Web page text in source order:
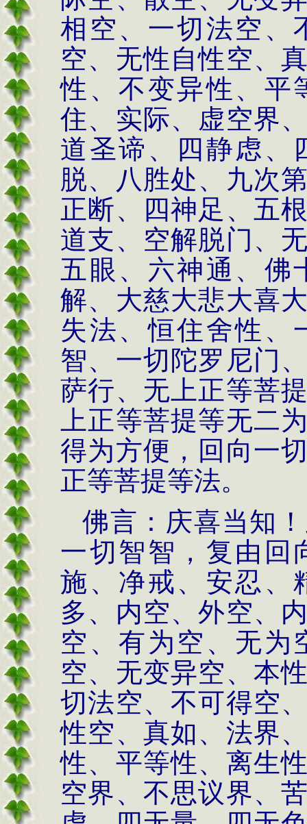
相空、一切法空、
空、无性自性空、
性、不变异性、平
住、实际、虚空界
道圣谛、四静虑、
脱、八胜处、九次
正断、四神足、五
道支、空解脱门、
五眼、六神通、佛
解、大慈大悲大喜
失法、恒住舍性、
智、一切陀罗尼门
萨行、无上正等菩
上正等菩提等无二
得为方便，回向一
正等菩提等法。
佛言：庆喜当知
一切智智，复由回
施、净戒、安忍、
多、内空、外空、
空、有为空、无为
空、无变异空、本
切法空、不可得空
性空、真如、法界
性、平等性、离生
空界、不思议界、